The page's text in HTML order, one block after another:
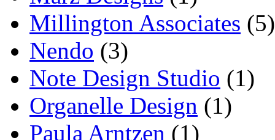
Millington Associates (5)
Nendo (3)
Note Design Studio (1)
Organelle Design (1)
Paula Arntzen (1)